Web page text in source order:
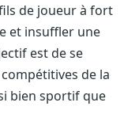
de joueur à fort
et insuffler une
est de se
de la
bien sportif que